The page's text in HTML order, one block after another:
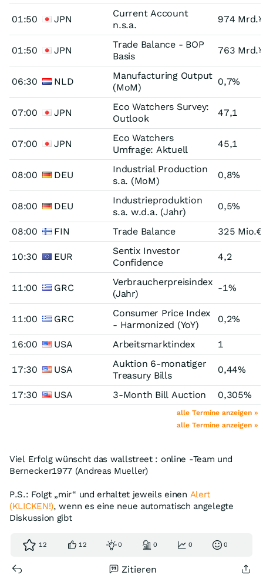
01:50 JPN
Current Account
n.s.a.
974
01:50 JPN
Trade Balance - BOP
Basis
763
06:30 NLD
Manufacturing Output
(MoM)
0,7%
07:00 JPN
Eco Watchers Survey:
Outlook
47,1
07:00 JPN
Eco Watchers
Umfrage: Aktuell
45,1
08:00 DEU
Industrial Production
s.a. (MoM)
0,8%
08:00 DEU
Industrieproduktion
s.a. w.d.a. (Jahr)
0,5%
08:00 FIN Trade Balance 325 Mio.€
10:30 EUR
Sentix Investor
Confidence
4,2
11:00 GRC
Verbraucherpreisindex
(Jahr)
-1%
11:00 GRC
Consumer Price Index
- Harmonized (YoY)
0,2%
16:00 USA Arbeitsmarktindex 1
17:30 USA
Auktion 6-monatiger
Treasury Bills
0,44%
17:30 USA 3-Month Bill Auction 0,305%
alle Termine anzeigen »
alle Termine anzeigen »
Viel Erfolg wünscht das wallstreet : online -Team und
Bernecker1977 (Andreas Mueller)
P.S.: Folgt „mir“ und erhaltet jeweils einen Alert
(KLICKEN!), wenn es eine neue automatisch angelegte
Diskussion gibt
12 12 0 0 0 0
Zitieren